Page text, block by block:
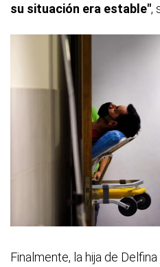
su situación era estable",
Finalmente, la hija de